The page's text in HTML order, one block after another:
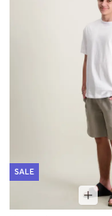
SALE